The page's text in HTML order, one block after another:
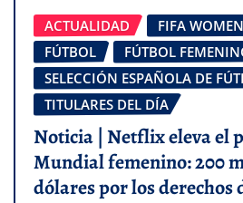
ACTUALIDAD
FIFA
FÚTBOL
FÚTBOL
SELECCIÓN ESPAÑOLA DE
TITULARES DEL DÍA
Noticia | Netflix eleva el
Mundial femenino: 200
dólares por los derechos